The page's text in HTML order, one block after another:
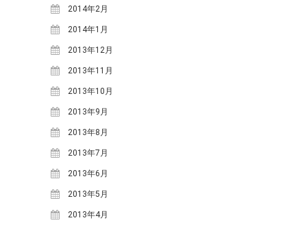
2017年7月(2)
2017年6月(2)
2017年5月(6)
2017年4月(1)
2017年2月(3)
2016年12月(3)
2016年11月(9)
2016年10月(6)
2016年9月(8)
2016年8月(6)
2016年7月(5)
2014年2月
2014年1月
2013年12月
2013年11月
2013年10月
2013年9月
2013年8月
2013年7月
2013年6月
2013年5月
2013年4月